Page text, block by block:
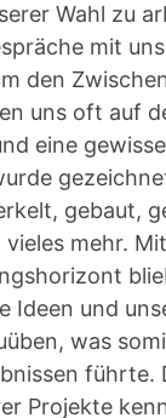
Wahl zu
mit
den
uns oft auf
eine
gebaut,
mehr.
Ideen und
was
führte.
Projekte